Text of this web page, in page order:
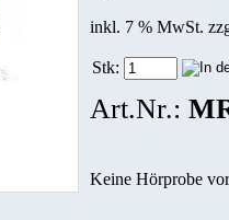
inkl. 7 % MwSt.
Stk:
Art.Nr.:
Keine Hörprobe